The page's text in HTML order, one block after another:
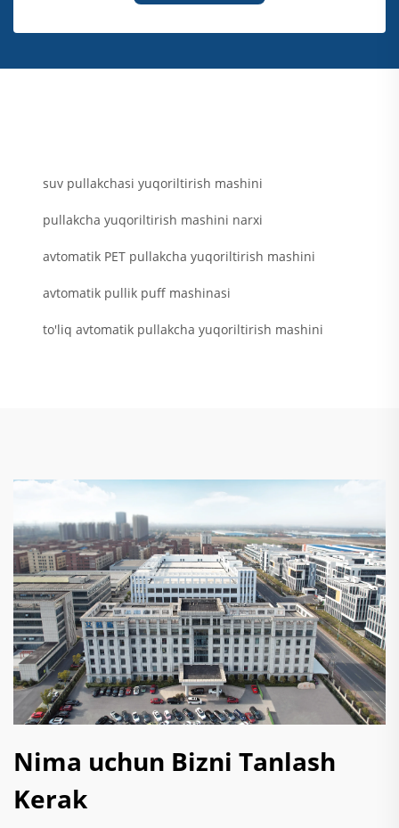
suv pullakchasi yuqoriltirish mashini
pullakcha yuqoriltirish mashini narxi
avtomatik PET pullakcha yuqoriltirish mashini
avtomatik pullik puff mashinasi
to'liq avtomatik pullakcha yuqoriltirish mashini
Nima uchun Bizni Tanlash
Kerak